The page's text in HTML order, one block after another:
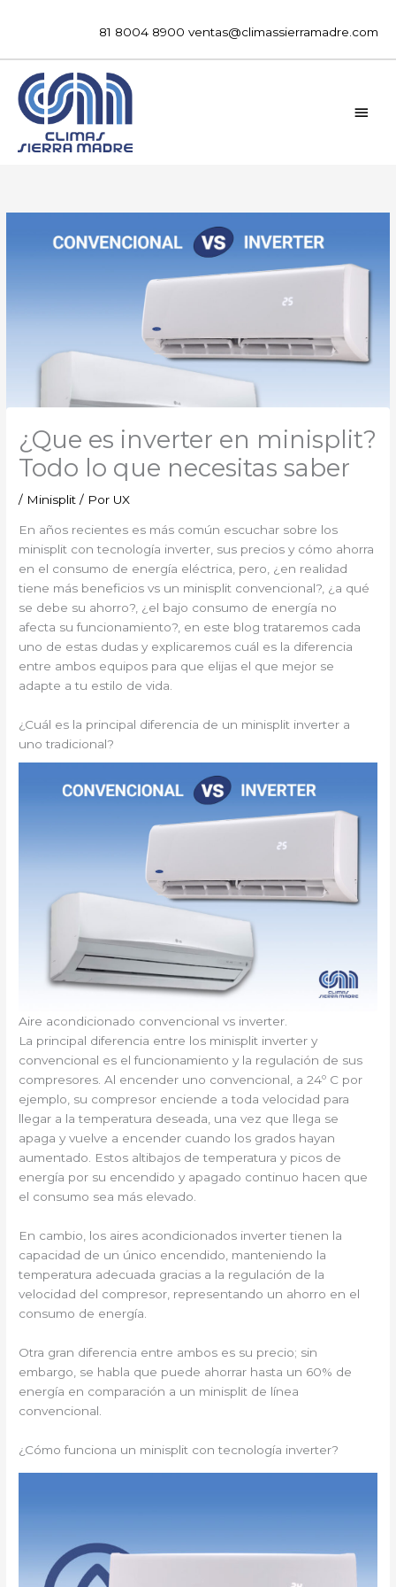
81 8004 8900 ventas@climassierramadre.com
¿Que es inverter en minisplit?
Todo lo que necesitas saber
/ Minisplit / Por UX
En años recientes es más común escuchar sobre los
minisplit con tecnología inverter, sus precios y cómo ahorra
en el consumo de energía eléctrica, pero, ¿en realidad
tiene más beneficios vs un minisplit convencional?, ¿a qué
se debe su ahorro?, ¿el bajo consumo de energía no
afecta su funcionamiento?, en este blog trataremos cada
uno de estas dudas y explicaremos cuál es la diferencia
entre ambos equipos para que elijas el que mejor se
adapte a tu estilo de vida.
¿Cuál es la principal diferencia de un minisplit inverter a
uno tradicional?
Aire acondicionado convencional vs inverter.
La principal diferencia entre los minisplit inverter y
convencional es el funcionamiento y la regulación de sus
compresores. Al encender uno convencional, a 24º C por
ejemplo, su compresor enciende a toda velocidad para
llegar a la temperatura deseada, una vez que llega se
apaga y vuelve a encender cuando los grados hayan
aumentado. Estos altibajos de temperatura y picos de
energía por su encendido y apagado continuo hacen que
el consumo sea más elevado.
En cambio, los aires acondicionados inverter tienen la
capacidad de un único encendido, manteniendo la
temperatura adecuada gracias a la regulación de la
velocidad del compresor, representando un ahorro en el
consumo de energía.
Otra gran diferencia entre ambos es su precio; sin
embargo, se habla que puede ahorrar hasta un 60% de
energía en comparación a un minisplit de línea
convencional.
¿Cómo funciona un minisplit con tecnología inverter?